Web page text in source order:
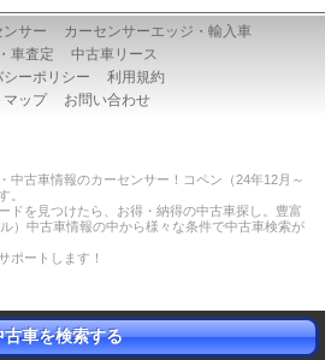
サー
カーセンサーエッジ・輸入車
車査定
中古車リース
シーポリシー
利用規約
マップ
お問い合わせ
中古車情報のカーセンサー！コペン（24年12月～
。
ドを見つけたら、お得・納得の中古車探し。豊富
）中古車情報の中から様々な条件で中古車検索が
ポートします！
古車を検索する